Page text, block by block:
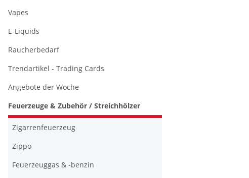
Vapes
E-Liquids
Raucherbedarf
Trendartikel - Trading Cards
Angebote der Woche
Feuerzeuge & Zubehör / Streichhölzer
Zigarrenfeuerzeug
Zippo
Feuerzeuggas & -benzin